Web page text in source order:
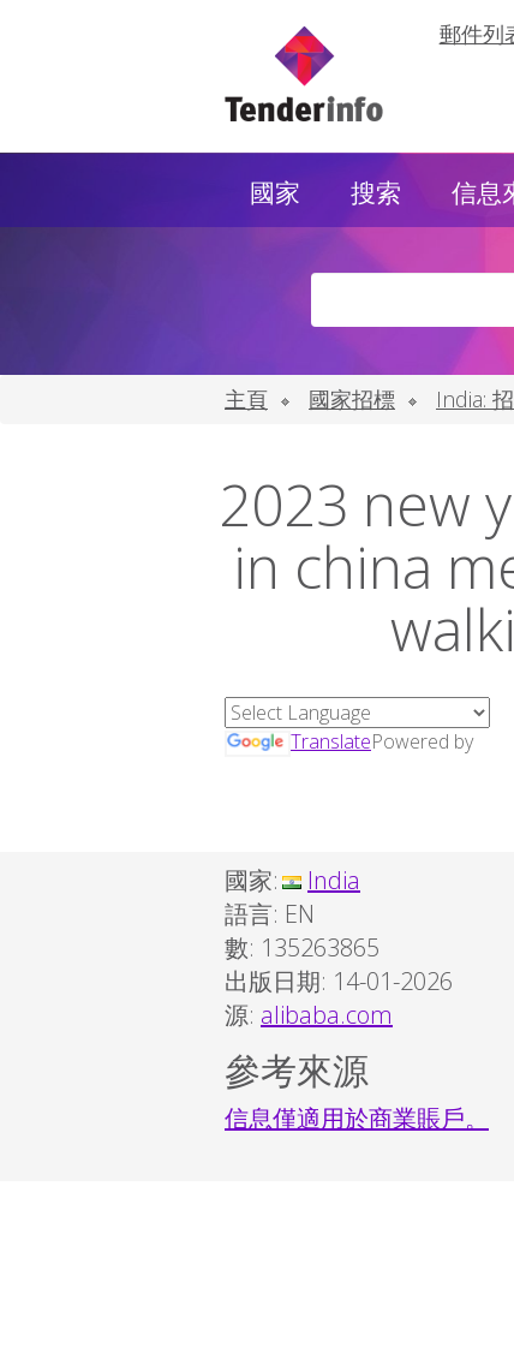
郵件列
國家 搜索 信息
主頁
國家招標 India:
2023 new
in china
Powered by
Translate
國家:
India
語言: EN
數: 135263865
出版日期: 14-01-2026
源: alibaba.com
參考來源
信息僅適用於商業賬戶。